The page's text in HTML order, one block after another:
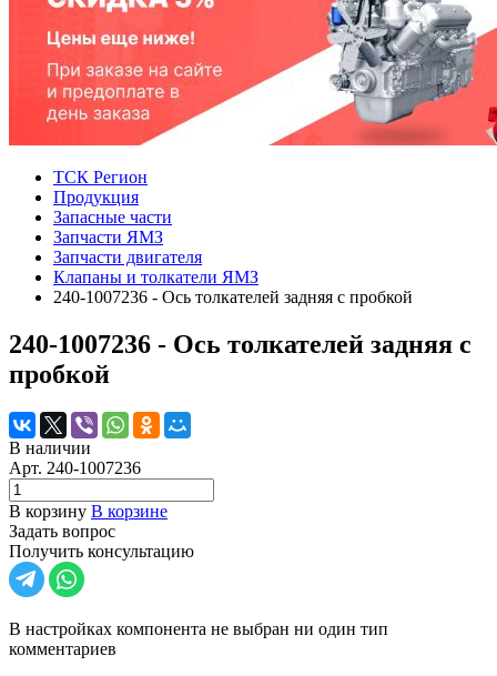
ТСК Регион
Продукция
Запасные части
Запчасти ЯМЗ
Запчасти двигателя
Клапаны и толкатели ЯМЗ
240-1007236 - Ось толкателей задняя с пробкой
240-1007236 - Ось толкателей задняя с
пробкой
В наличии
Арт. 240-1007236
В корзину В корзине
Задать вопрос
Получить консультацию
В настройках компонента не выбран ни один тип
комментариев